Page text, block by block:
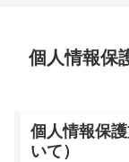
個人情報保
個人情報保
いて）